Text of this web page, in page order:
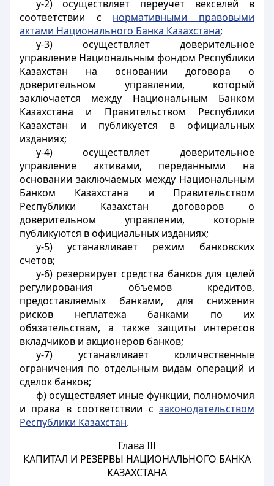
у-2) осуществляет переучет векселей в
соответствии с нормативными правовыми
актами Национального Банка Казахстана;
у-3) осуществляет доверительное
управление Национальным фондом Республики
Казахстан на основании договора о
доверительном управлении, который
заключается между Национальным Банком
Казахстана и Правительством Республики
Казахстан и публикуется в официальных
изданиях;
у-4) осуществляет доверительное
управление активами, переданными на
основании заключаемых между Национальным
Банком Казахстана и Правительством
Республики Казахстан договоров о
доверительном управлении, которые
публикуются в официальных изданиях;
у-5) устанавливает режим банковских
счетов;
у-6) резервирует средства банков для целей
регулирования объемов кредитов,
предоставляемых банками, для снижения
рисков неплатежа банками по их
обязательствам, а также защиты интересов
вкладчиков и акционеров банков;
у-7) устанавливает количественные
ограничения по отдельным видам операций и
сделок банков;
ф) осуществляет иные функции, полномочия
и права в соответствии с законодательством
Республики Казахстан.
Глава III
КАПИТАЛ И РЕЗЕРВЫ НАЦИОНАЛЬНОГО БАНКА
КАЗАХСТАНА